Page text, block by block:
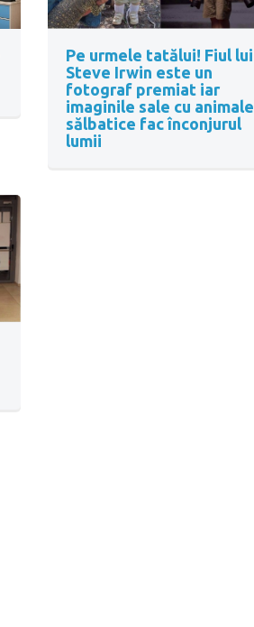
Pe urmele tatălui! Fiul lui
Steve Irwin este un
fotograf premiat iar
imaginile sale cu animale
sălbatice fac înconjurul
lumii